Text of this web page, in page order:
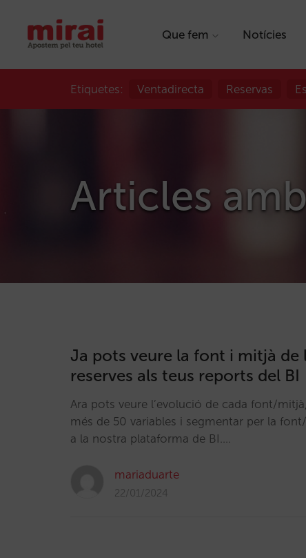
Que fem Notícies
Etiquetes: Ventadirecta Reservas
Articles
Ja pots veure la font i mitjà de
reserves als teus reports del BI
Ara pots veure l’evolució de cada font/
més de 50 variables i segmentar per la
a la nostra plataforma de BI.…
mariaduarte
22/01/2024